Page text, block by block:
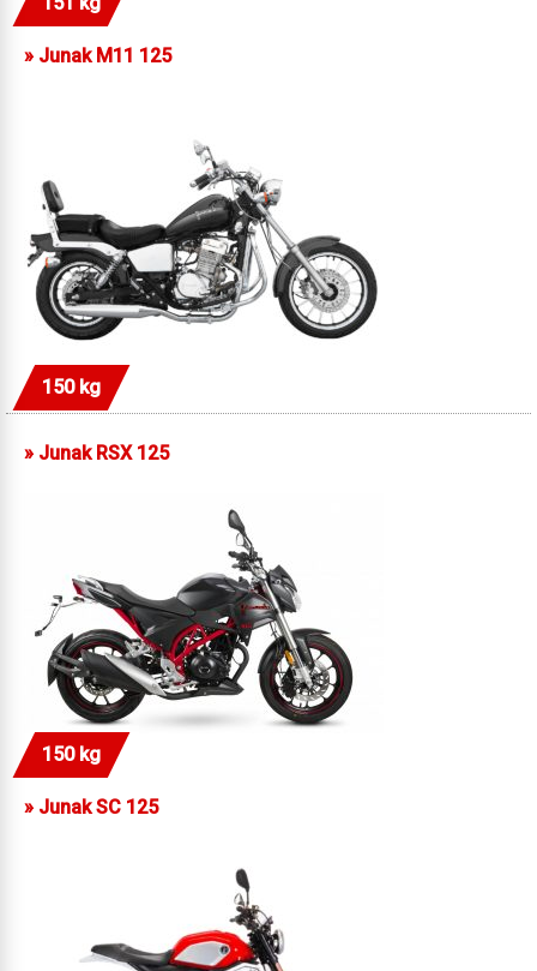
» Junak M11 125
150 kg
» Junak RSX 125
150 kg
» Junak SC 125